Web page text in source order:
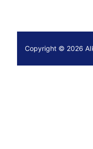
Copyright © 2026